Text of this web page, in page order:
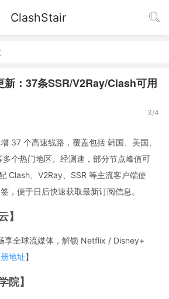
ClashStair
新：37条SSR/V2Ray/Clash可用
3/4
37 个高速线路，覆盖包括 韩国、美国、
个热门地区。经测速，部分节点峰值可
Clash、V2Ray、SSR 等主流客户端使
，便于日后快速获取最新订阅信息。
】
享全球流媒体，解锁 Netflix / Disney+
地址】
院】